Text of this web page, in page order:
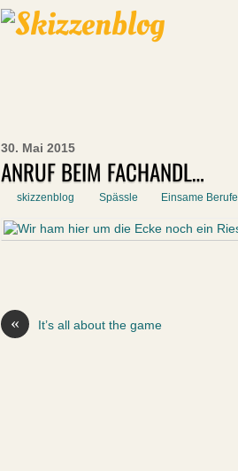
30. Mai 2015
ANRUF BEIM FACHANDL…
skizzenblog Spässle Einsame Berufe
« It’s all about the game